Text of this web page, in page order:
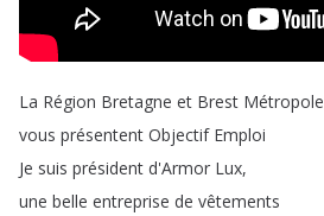
La Région Bretagne et Brest Métropole
vous présentent Objectif Emploi
Je suis président d'Armor Lux,
une belle entreprise de vêtements